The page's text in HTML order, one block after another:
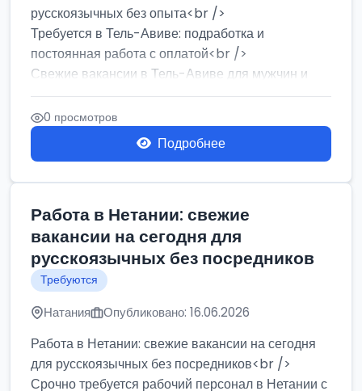
русскоязычных без опыта<br />
Требуется в Тель-Авиве: подработка и
постоянная работа с оплатой<br />
Свежие вакансии в Тель-Авиве для мужчин и
женщин от хозя...
0 просмотров
Подробнее
Работа в Нетании: свежие
вакансии на сегодня для
русскоязычных без посредников
Требуются
Натания Опубликовано: 16.06.2026
Работа в Нетании: свежие вакансии на сегодня
для русскоязычных без посредников<br />
Срочно требуется рабочий персонал в Нетании с